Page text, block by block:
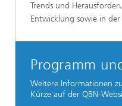
Trends und
Entwicklung sowie in
Programm
Weitere Informationen
Kürze auf der QBN-